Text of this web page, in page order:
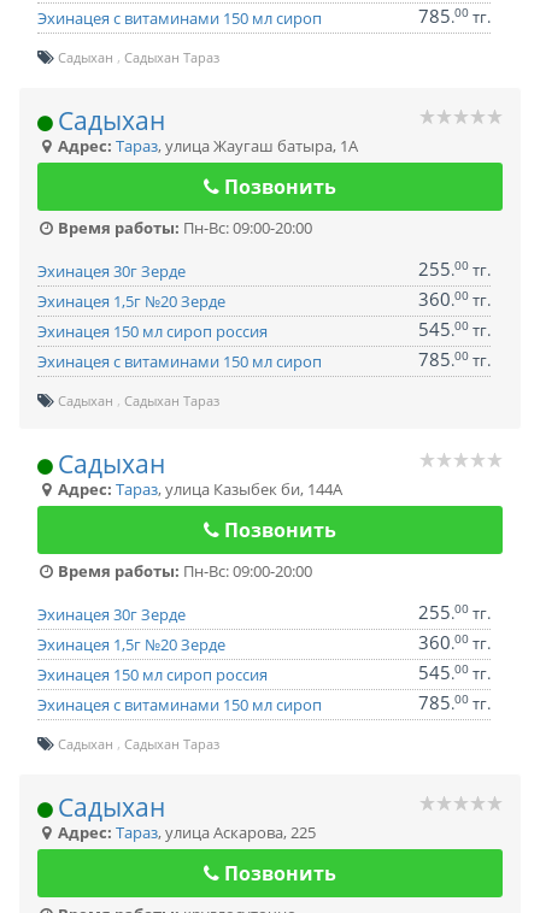
Эхинацея с витаминами 150 мл сироп
785.00 тг.
Садыхан Садыхан Тараз
Садыхан
Адрес: Тараз,улица Жаугаш батыра, 1А
Позвонить
Время работы: Пн-Вс: 09:00-20:00
Эхинацея 30г Зерде
255.00 тг.
Эхинацея 1,5г №20 Зерде
360.00 тг.
Эхинацея 150 мл сироп россия
545.00 тг.
Эхинацея с витаминами 150 мл сироп
785.00 тг.
Садыхан Садыхан Тараз
Садыхан
Адрес: Тараз,улица Казыбек би, 144А
Позвонить
Время работы: Пн-Вс: 09:00-20:00
Эхинацея 30г Зерде
255.00 тг.
Эхинацея 1,5г №20 Зерде
360.00 тг.
Эхинацея 150 мл сироп россия
545.00 тг.
Эхинацея с витаминами 150 мл сироп
785.00 тг.
Садыхан Садыхан Тараз
Садыхан
Адрес: Тараз,улица Аскарова, 225
Позвонить